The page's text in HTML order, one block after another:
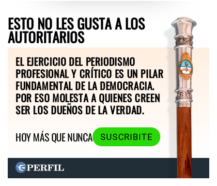
ESTO NO LES GUSTA A LOS
AUTORITARIOS
EL EJERCICIO DEL PERIODISMO
PROFESIONAL Y CRÍTICO ES UN PILAR
FUNDAMENTAL DE LA DEMOCRACIA.
POR ESO MOLESTA A QUIENES CREEN
SER LOS DUEÑOS DE LA VERDAD.
HOY MÁS QUE NUNCA
SUSCRIBITE